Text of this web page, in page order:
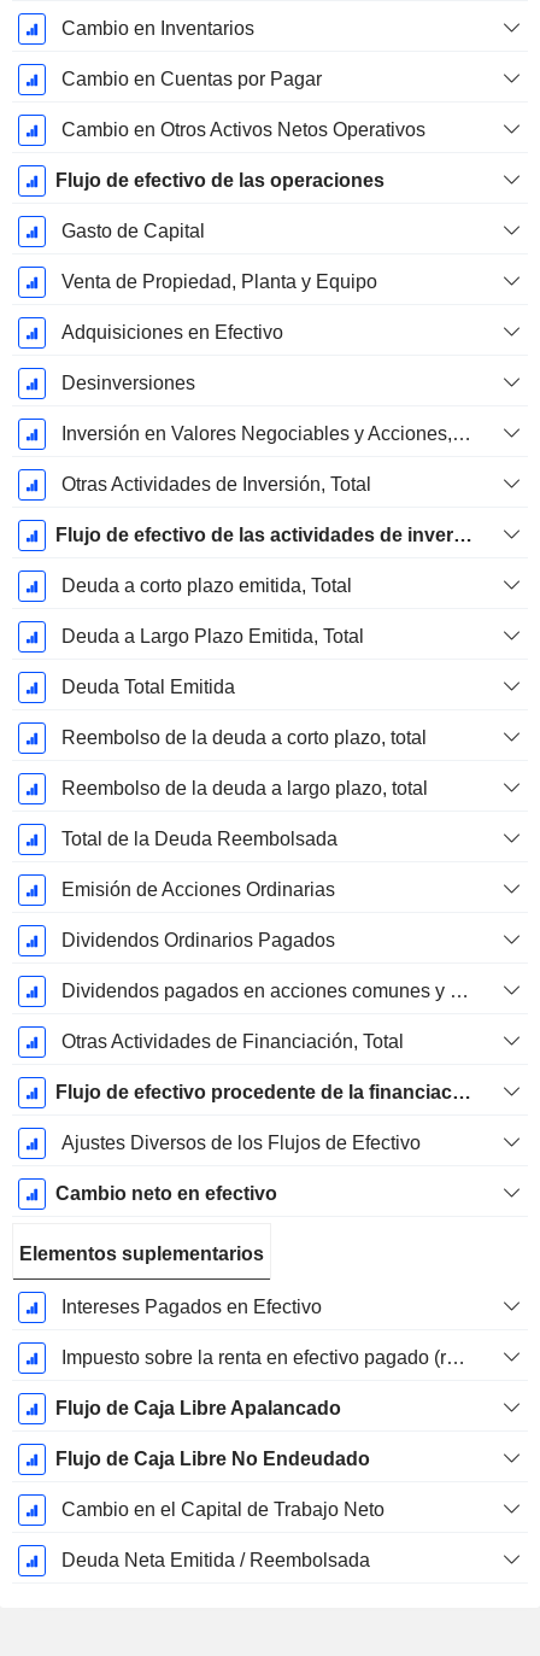
Cambio en Inventarios
Cambio en Cuentas por Pagar
Cambio en Otros Activos Netos Operativos
Flujo de efectivo de las operaciones
Gasto de Capital
Venta de Propiedad, Planta y Equipo
Adquisiciones en Efectivo
Desinversiones
Inversión en Valores Negociables y Acciones, Total
Otras Actividades de Inversión, Total
Flujo de efectivo de las actividades de inversión
Deuda a corto plazo emitida, Total
Deuda a Largo Plazo Emitida, Total
Deuda Total Emitida
Reembolso de la deuda a corto plazo, total
Reembolso de la deuda a largo plazo, total
Total de la Deuda Reembolsada
Emisión de Acciones Ordinarias
Dividendos Ordinarios Pagados
Dividendos pagados en acciones comunes y preferentes
Otras Actividades de Financiación, Total
Flujo de efectivo procedente de la financiación
Ajustes Diversos de los Flujos de Efectivo
Cambio neto en efectivo
Elementos suplementarios
Intereses Pagados en Efectivo
Impuesto sobre la renta en efectivo pagado (reembolso)
Flujo de Caja Libre Apalancado
Flujo de Caja Libre No Endeudado
Cambio en el Capital de Trabajo Neto
Deuda Neta Emitida / Reembolsada